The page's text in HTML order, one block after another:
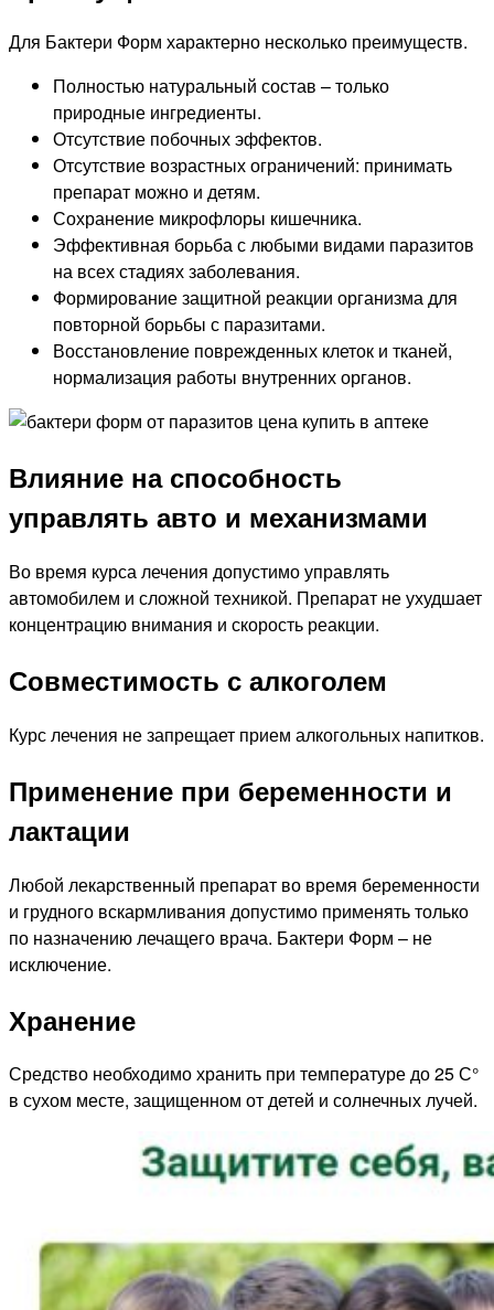
Для Бактери Форм характерно несколько преимуществ.
Полностью натуральный состав – только
природные ингредиенты.
Отсутствие побочных эффектов.
Отсутствие возрастных ограничений: принимать
препарат можно и детям.
Сохранение микрофлоры кишечника.
Эффективная борьба с любыми видами паразитов
на всех стадиях заболевания.
Формирование защитной реакции организма для
повторной борьбы с паразитами.
Восстановление поврежденных клеток и тканей,
нормализация работы внутренних органов.
Влияние на способность
управлять авто и механизмами
Во время курса лечения допустимо управлять
автомобилем и сложной техникой. Препарат не ухудшает
концентрацию внимания и скорость реакции.
Совместимость с алкоголем
Курс лечения не запрещает прием алкогольных напитков.
Применение при беременности и
лактации
Любой лекарственный препарат во время беременности
и грудного вскармливания допустимо применять только
по назначению лечащего врача. Бактери Форм – не
исключение.
Хранение
Средство необходимо хранить при температуре до 25 С°
в сухом месте, защищенном от детей и солнечных лучей.